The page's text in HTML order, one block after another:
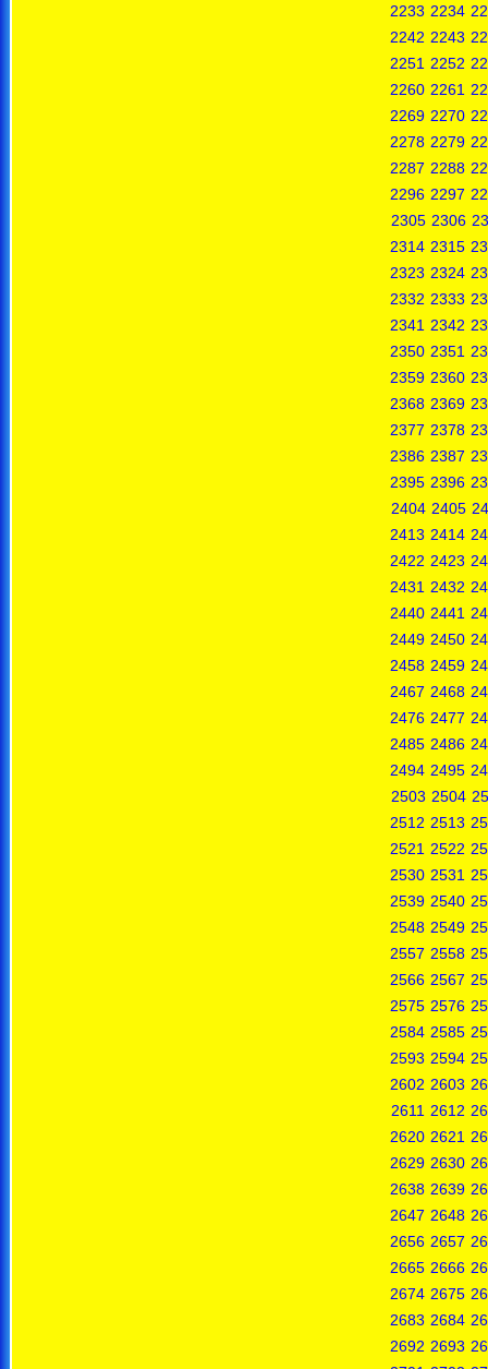
2233 2234
2242 2243
2251 2252
2260 2261
2269 2270
2278 2279
2287 2288
2296 2297
2305 2306
2314 2315
2323 2324
2332 2333
2341 2342
2350 2351
2359 2360
2368 2369
2377 2378
2386 2387
2395 2396
2404 2405
2413 2414
2422 2423
2431 2432
2440 2441
2449 2450
2458 2459
2467 2468
2476 2477
2485 2486
2494 2495
2503 2504
2512 2513
2521 2522
2530 2531
2539 2540
2548 2549
2557 2558
2566 2567
2575 2576
2584 2585
2593 2594
2602 2603
2611 2612
2620 2621
2629 2630
2638 2639
2647 2648
2656 2657
2665 2666
2674 2675
2683 2684
2692 2693